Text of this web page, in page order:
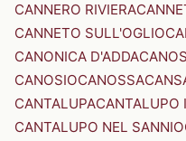
CANNERO RIVIERA
CANNETO SULL'OGLIO
CANONICA D'ADDA
CANOSIOCANOSSA
CANTALUPACANTALUPO
CANTALUPO NEL SANNIO